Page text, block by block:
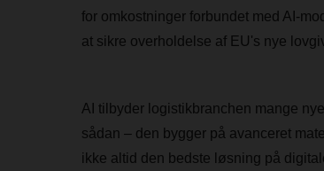
for omkostninger forbundet med AI-
at sikre overholdelse af EU's nye
AI tilbyder logistikbranchen mange
sådan – den bygger på avanceret
ikke altid den bedste løsning på